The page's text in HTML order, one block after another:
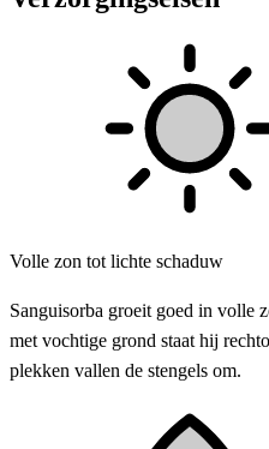
Volle zon tot lichte schaduw
Sanguisorba groeit goed in volle
met vochtige grond staat hij
plekken vallen de stengels om.